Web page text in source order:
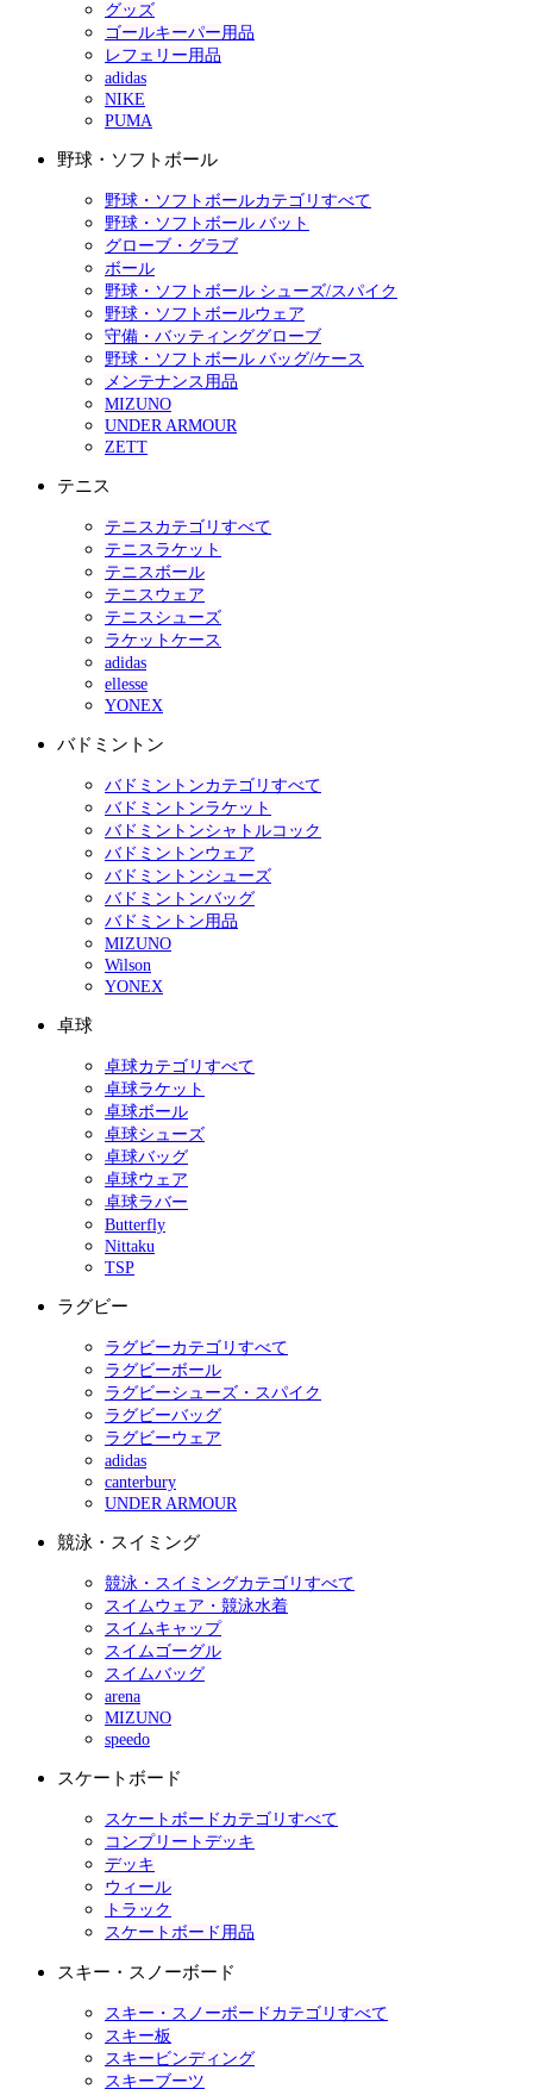
グッズ
ゴールキーパー用品
レフェリー用品
adidas
NIKE
PUMA
野球・ソフトボール
野球・ソフトボールカテゴリすべて
野球・ソフトボール バット
グローブ・グラブ
ボール
野球・ソフトボール シューズ/スパイク
野球・ソフトボールウェア
守備・バッティンググローブ
野球・ソフトボール バッグ/ケース
メンテナンス用品
MIZUNO
UNDER ARMOUR
ZETT
テニス
テニスカテゴリすべて
テニスラケット
テニスボール
テニスウェア
テニスシューズ
ラケットケース
adidas
ellesse
YONEX
バドミントン
バドミントンカテゴリすべて
バドミントンラケット
バドミントンシャトルコック
バドミントンウェア
バドミントンシューズ
バドミントンバッグ
バドミントン用品
MIZUNO
Wilson
YONEX
卓球
卓球カテゴリすべて
卓球ラケット
卓球ボール
卓球シューズ
卓球バッグ
卓球ウェア
卓球ラバー
Butterfly
Nittaku
TSP
ラグビー
ラグビーカテゴリすべて
ラグビーボール
ラグビーシューズ・スパイク
ラグビーバッグ
ラグビーウェア
adidas
canterbury
UNDER ARMOUR
競泳・スイミング
競泳・スイミングカテゴリすべて
スイムウェア・競泳水着
スイムキャップ
スイムゴーグル
スイムバッグ
arena
MIZUNO
speedo
スケートボード
スケートボードカテゴリすべて
コンプリートデッキ
デッキ
ウィール
トラック
スケートボード用品
スキー・スノーボード
スキー・スノーボードカテゴリすべて
スキー板
スキービンディング
スキーブーツ